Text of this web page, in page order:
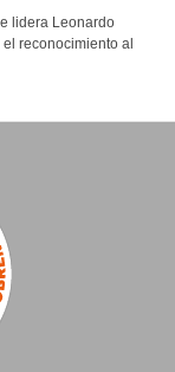
lidera Leonardo
reconocimiento al